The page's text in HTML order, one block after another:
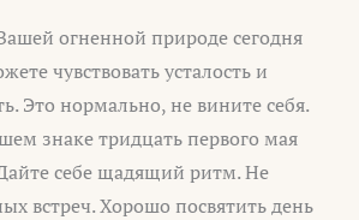
огненной природе сегодня
чувствовать усталость и
Это нормально, не вините себя.
знаке тридцать первого мая
себе щадящий ритм. Не
встреч. Хорошо посвятить день